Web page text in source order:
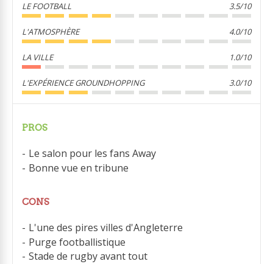
LE FOOTBALL 3.5/10
L'ATMOSPHÈRE 4.0/10
LA VILLE 1.0/10
L'EXPÉRIENCE GROUNDHOPPING 3.0/10
PROS
Le salon pour les fans Away
Bonne vue en tribune
CONS
L'une des pires villes d'Angleterre
Purge footballistique
Stade de rugby avant tout